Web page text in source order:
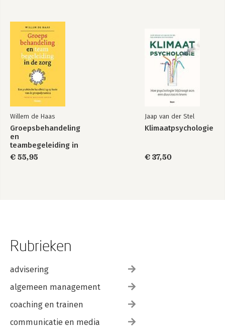
Willem de Haas
Groepsbehandeling
en
teambegeleiding in
de zorg
€ 55,95
Jaap van der Stel
Klimaatpsychologie
€ 37,50
Rubrieken
advisering
algemeen management
coaching en trainen
communicatie en media